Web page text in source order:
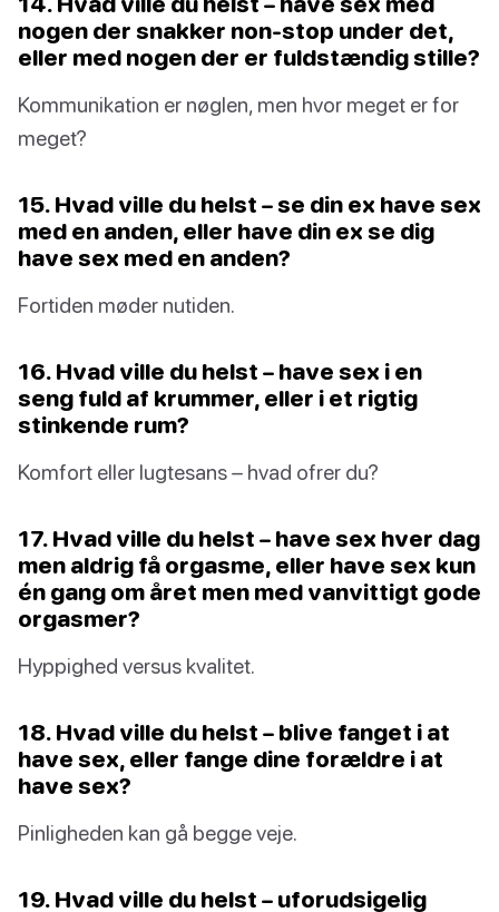
nogen der snakker non-stop under det,
eller med nogen der er fuldstændig stille?
Kommunikation er nøglen, men hvor meget er for
meget?
15. Hvad ville du helst – se din ex have sex
med en anden, eller have din ex se dig
have sex med en anden?
Fortiden møder nutiden.
16. Hvad ville du helst – have sex i en
seng fuld af krummer, eller i et rigtig
stinkende rum?
Komfort eller lugtesans – hvad ofrer du?
17. Hvad ville du helst – have sex hver dag
men aldrig få orgasme, eller have sex kun
én gang om året men med vanvittigt gode
orgasmer?
Hyppighed versus kvalitet.
18. Hvad ville du helst – blive fanget i at
have sex, eller fange dine forældre i at
have sex?
Pinligheden kan gå begge veje.
19. Hvad ville du helst – uforudsigelig